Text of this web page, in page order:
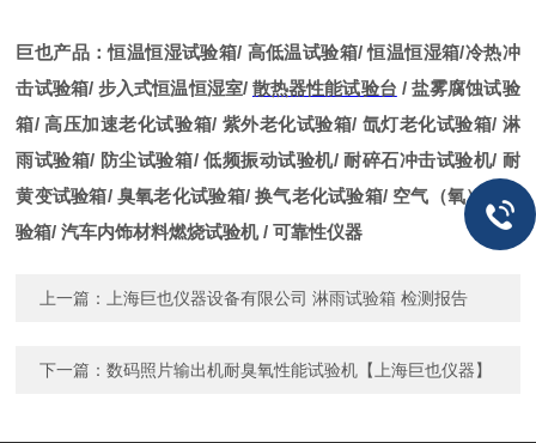
巨也产品：恒温恒湿试验箱/ 高低温试验箱/恒温恒湿箱/冷热冲
击试验箱/ 步入式恒温恒湿室/ 散热器性能试验台 /盐雾腐蚀试验
箱/高压加速老化试验箱/ 紫外老化试验箱/ 氙灯老化试验箱/ 淋
雨试验箱/ 防尘试验箱/低频振动试验机/ 耐碎石冲击试验机/ 耐
黄变试验箱/ 臭氧老化试验箱/ 换气老化试验箱/ 空气（氧）
弹试
验箱/汽车内饰材料燃烧试验机/可靠性仪器
上一篇： 上海巨也仪器设备有限公司 淋雨试验箱 检测报告
下一篇：数码照片输出机耐臭氧性能试验机【上海巨也仪器】